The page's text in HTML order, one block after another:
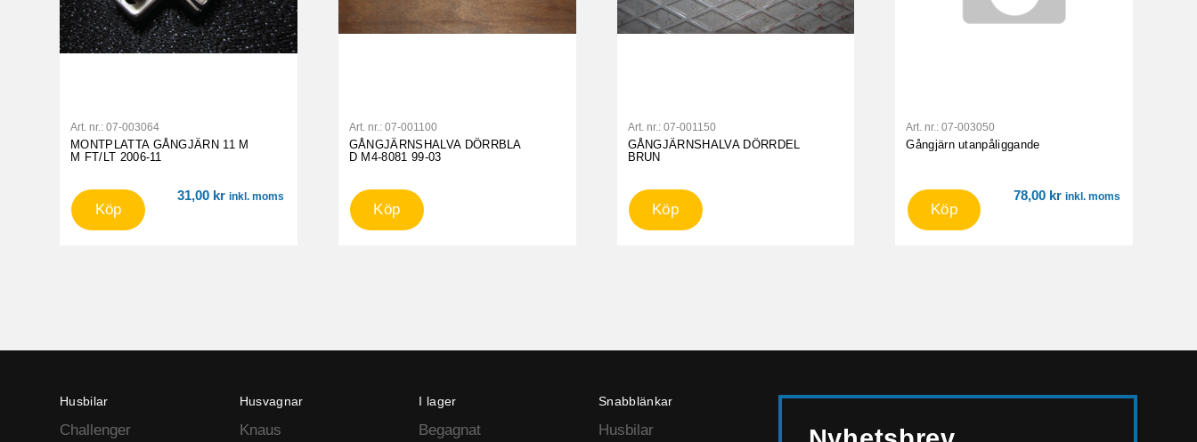
Art. nr.: 07-003064
MONTPLATTA GÅNGJÄRN 11 M
M FT/LT 2006-11
31,00 kr inkl. moms
Köp
Art. nr.: 07-001100
GÅNGJÄRNSHALVA DÖRRBLA
D M4-8081 99-03
Köp
Art. nr.: 07-001150
GÅNGJÄRNSHALVA DÖRRDEL
BRUN
Köp
Art. nr.:07-003050
Gångjärn utanpåliggande
78,00 kr inkl. moms
Köp
Husbilar
Challenger
Husvagnar
Knaus
I lager
Begagnat
Snabblänkar
Husbilar